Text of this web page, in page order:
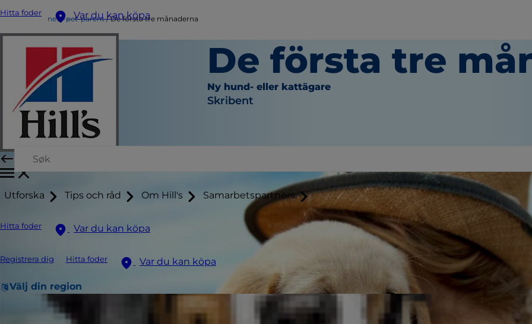
Hitta foder Var du kan köpa
Utforska Tips och råd Om Hill's Samarbetspartners
Hitta foder Var du kan köpa
Registrera dig Hitta foder Var du kan köpa
Välj din region
new-pet-parent De första tre månaderna
De första tre
Ny hund- eller kattägare
Skribent